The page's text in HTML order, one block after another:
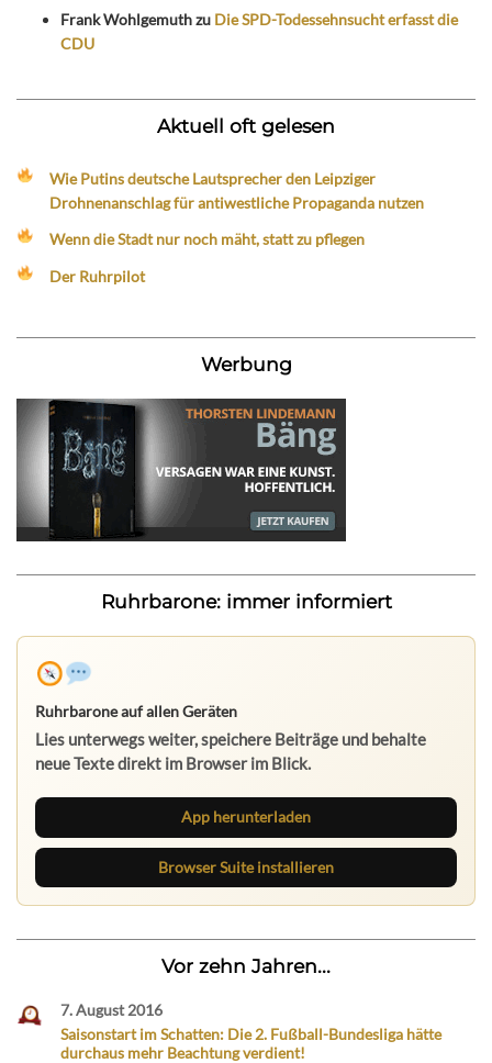
Frank Wohlgemuthzu Die SPD-Todessehnsucht erfasst die
CDU
Aktuell oft gelesen
Wie Putins deutsche Lautsprecher den Leipziger
Drohnenanschlag für antiwestliche Propaganda nutzen
Wenn die Stadt nur noch mäht, statt zu pflegen
Der Ruhrpilot
Werbung
Ruhrbarone: immer informiert
Ruhrbarone auf allen Geräten
Lies unterwegs weiter, speichere Beiträge und behalte
neue Texte direkt im Browser im Blick.
App herunterladen
Browser Suite installieren
Vor zehn Jahren...
7. August 2016
Saisonstart im Schatten: Die 2. Fußball-Bundesliga hätte
durchaus mehr Beachtung verdient!